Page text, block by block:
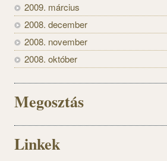
2009. március
2008. december
2008. november
2008. október
Megosztás
Linkek